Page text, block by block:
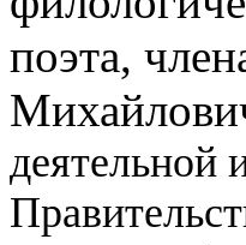
поэта,
деятельной